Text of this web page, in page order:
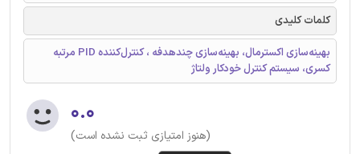
کلمات کلیدی
بهینه‌سازی اکسترمال، بهینه‌سازی چندهدفه ، کنترل‌کننده PID مرتبه
کسری، سیستم کنترل خودکار ولتاژ
۰.۰
(هنوز امتیازی ثبت نشده است)